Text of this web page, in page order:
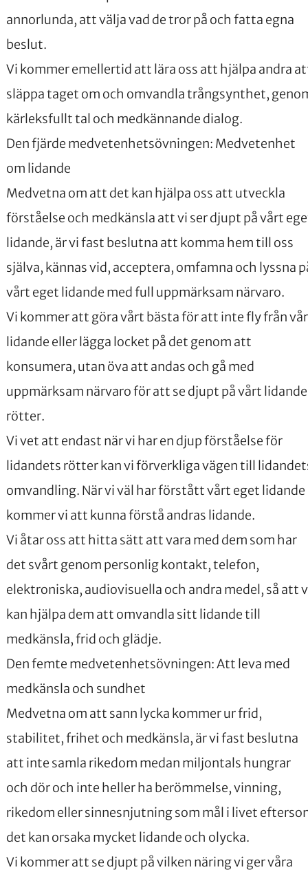
annorlunda, att välja vad de tror på och fatta egna
beslut.
Vi kommer emellertid att lära oss att hjälpa andra
släppa taget om och omvandla trångsynthet,
kärleksfullt tal och medkännande dialog.
Den fjärde medvetenhetsövningen: Medvetenhet
om lidande
Medvetna om att det kan hjälpa oss att utveckla
förståelse och medkänsla att vi ser djupt på vårt
lidande, är vi fast beslutna att komma hem till oss
själva, kännas vid, acceptera, omfamna och lyssna
vårt eget lidande med full uppmärksam närvaro.
Vi kommer att göra vårt bästa för att inte fly från
lidande eller lägga locket på det genom att
konsumera, utan öva att andas och gå med
uppmärksam närvaro för att se djupt på vårt
rötter.
Vi vet att endast när vi har en djup förståelse för
lidandets rötter kan vi förverkliga vägen till
omvandling. När vi väl har förstått vårt eget lidande
kommer vi att kunna förstå andras lidande.
Vi åtar oss att hitta sätt att vara med dem som har
det svårt genom personlig kontakt, telefon,
elektroniska, audiovisuella och andra medel, så att
kan hjälpa dem att omvandla sitt lidande till
medkänsla, frid och glädje.
Den femte medvetenhetsövningen: Att leva med
medkänsla och sundhet
Medvetna om att sann lycka kommer ur frid,
stabilitet, frihet och medkänsla, är vi fast beslutna
att inte samla rikedom medan miljontals hungrar
och dör och inte heller ha berömmelse, vinning,
rikedom eller sinnesnjutning som mål i livet
det kan orsaka mycket lidande och olycka.
Vi kommer att se djupt på vilken näring vi ger våra